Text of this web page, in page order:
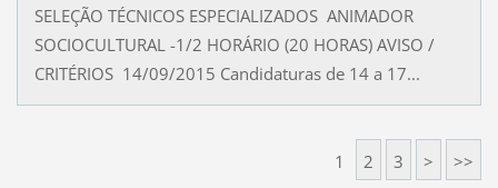
SELEÇÃO TÉCNICOS ESPECIALIZADOS ANIMADOR
SOCIOCULTURAL -1/2 HORÁRIO (20 HORAS) AVISO /
CRITÉRIOS 14/09/2015 Candidaturas de 14 a 17...
1 2 3 > >>